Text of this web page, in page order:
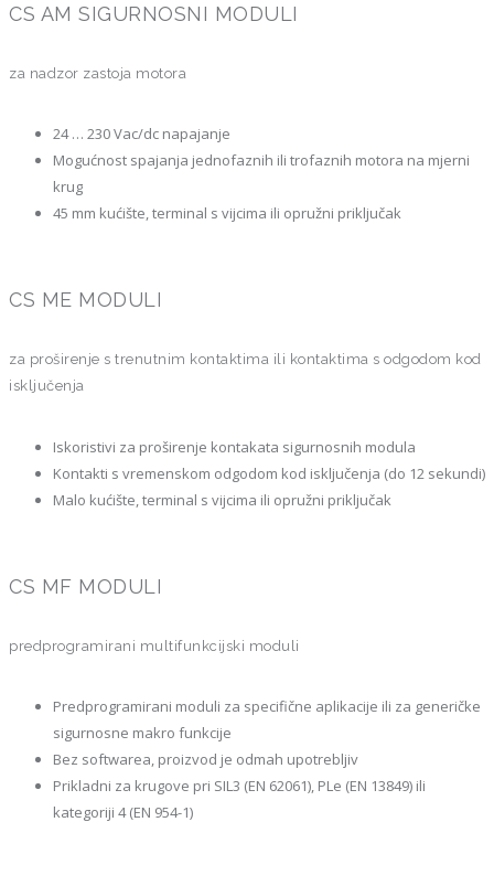
CS AM SIGURNOSNI MODULI
za nadzor zastoja motora
24 … 230 Vac/dc napajanje
Mogućnost spajanja jednofaznih ili trofaznih motora na mjerni
krug
45 mm kućište, terminal s vijcima ili opružni priključak
CS ME MODULI
za proširenje s trenutnim kontaktima ili kontaktima s odgodom kod
isključenja
Iskoristivi za proširenje kontakata sigurnosnih modula
Kontakti s vremenskom odgodom kod isključenja (do 12 sekundi)
Malo kućište, terminal s vijcima ili opružni priključak
CS MF MODULI
predprogramirani multifunkcijski moduli
Predprogramirani moduli za specifične aplikacije ili za generičke
sigurnosne makro funkcije
Bez softwarea, proizvod je odmah upotrebljiv
Prikladni za krugove pri SIL3 (EN 62061), PLe (EN 13849) ili
kategoriji 4 (EN 954-1)